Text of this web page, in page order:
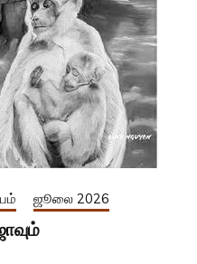
ஜூலை 2026